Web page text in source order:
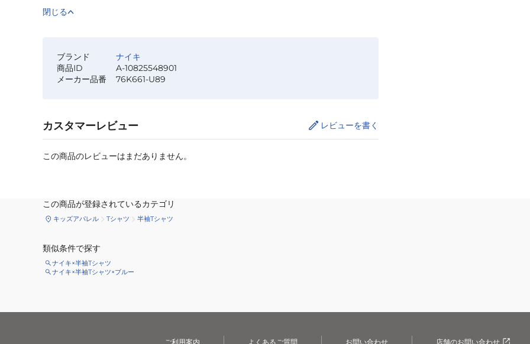
閉じる
ブランド
ナイキ
商品ID
A-10825548901
メーカー品番
76K661-U89
カスタマーレビュー レビューを書く
この商品のレビューはまだありません。
この商品が登録されているカテゴリ
キッズアパレル Tシャツ 半袖Tシャツ
類似条件で探す
ナイキ×半袖Tシャツ
ナイキ×半袖Tシャツ×ブルー
ご利用案内 よくあるご質問 お問い合わせ 店舗のお問い合わせ